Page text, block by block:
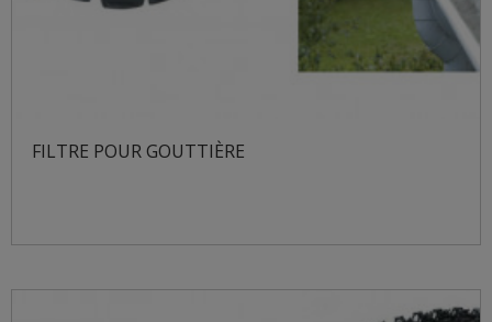
FILTRE POUR GOUTTIÈRE